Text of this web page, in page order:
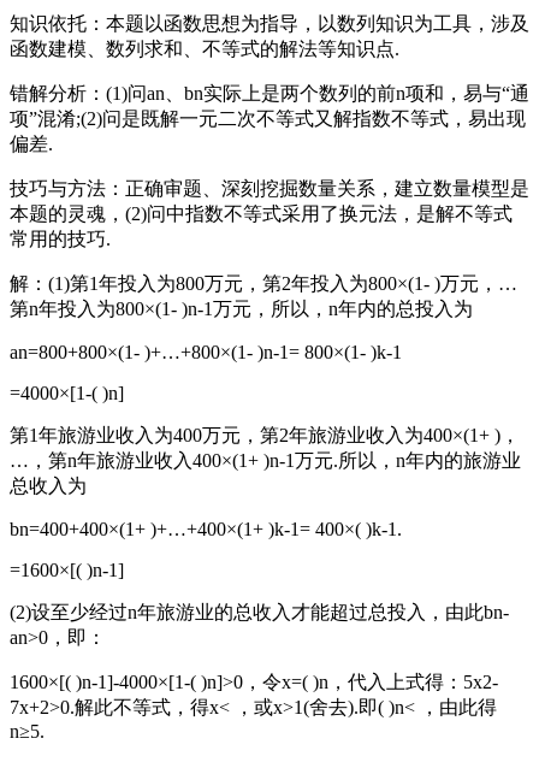
知识依托：本题以函数思想为指导，以数列知识为工具，涉及
函数建模、数列求和、不等式的解法等知识点.
错解分析：(1)问an、bn实际上是两个数列的前n项和，易与“通
项”混淆;(2)问是既解一元二次不等式又解指数不等式，易出现
偏差.
技巧与方法：正确审题、深刻挖掘数量关系，建立数量模型是
本题的灵魂，(2)问中指数不等式采用了换元法，是解不等式
常用的技巧.
解：(1)第1年投入为800万元，第2年投入为800×(1- )万元，…
第n年投入为800×(1- )n-1万元，所以，n年内的总投入为
an=800+800×(1- )+…+800×(1- )n-1= 800×(1- )k-1
=4000×[1-( )n]
第1年旅游业收入为400万元，第2年旅游业收入为400×(1+ )，
…，第n年旅游业收入400×(1+ )n-1万元.所以，n年内的旅游业
总收入为
bn=400+400×(1+ )+…+400×(1+ )k-1= 400×( )k-1.
=1600×[( )n-1]
(2)设至少经过n年旅游业的总收入才能超过总投入，由此bn-
an>0，即：
1600×[( )n-1]-4000×[1-( )n]>0，令x=( )n，代入上式得：5x2-
7x+2>0.解此不等式，得x< ，或x>1(舍去).即( )n< ，由此得
n≥5.